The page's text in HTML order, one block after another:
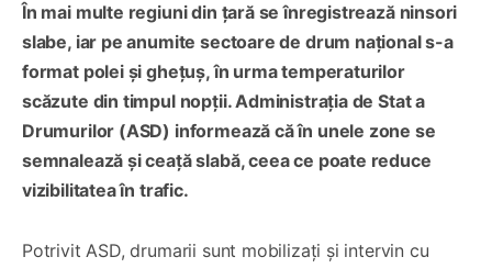
În mai multe regiuni din țară se înregistrează ninsori
slabe, iar pe anumite sectoare de drum național s-a
format polei și ghețuș, în urma temperaturilor
scăzute din timpul nopții. Administrația de Stat a
Drumurilor (ASD) informează că în unele zone se
semnalează și ceață slabă, ceea ce poate reduce
vizibilitatea în trafic.
Potrivit ASD, drumarii sunt mobilizați și intervin cu